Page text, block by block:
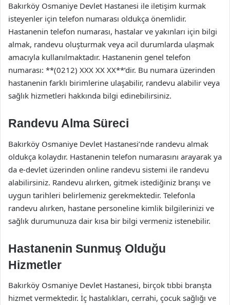
Bakırköy Osmaniye Devlet Hastanesi ile iletişim kurmak
isteyenler için telefon numarası oldukça önemlidir.
Hastanenin telefon numarası, hastalar ve yakınları için bilgi
almak, randevu oluşturmak veya acil durumlarda ulaşmak
amacıyla kullanılmaktadır. Hastanenin genel telefon
numarası: **(0212) XXX XX XX**’dir. Bu numara üzerinden
hastanenin farklı birimlerine ulaşabilir, randevu alabilir veya
sağlık hizmetleri hakkında bilgi edinebilirsiniz.
Randevu Alma Süreci
Bakırköy Osmaniye Devlet Hastanesi’nde randevu almak
oldukça kolaydır. Hastanenin telefon numarasını arayarak ya
da e-devlet üzerinden online randevu sistemi ile randevu
alabilirsiniz. Randevu alırken, gitmek istediğiniz branşı ve
uygun tarihleri belirlemeniz gerekmektedir. Telefonla
randevu alırken, hastane personeline kimlik bilgilerinizi ve
sağlık durumunuza dair kısa bir bilgi vermeniz istenebilir.
Hastanenin Sunmuş Olduğu
Hizmetler
Bakırköy Osmaniye Devlet Hastanesi, birçok tıbbi branşta
hizmet vermektedir. İç hastalıkları, cerrahi, çocuk sağlığı ve